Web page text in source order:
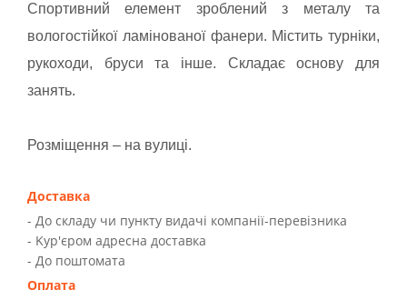
Спортивний елемент зроблений з металу та
вологостійкої ламінованої фанери. Містить турніки,
рукоходи, бруси та інше. Складає основу для
занять.
Розміщення – на вулиці.
Доставка
- До складу чи пункту видачі компанії-перевізника
- Kур'єром адресна доставка
- До поштомата
Оплата